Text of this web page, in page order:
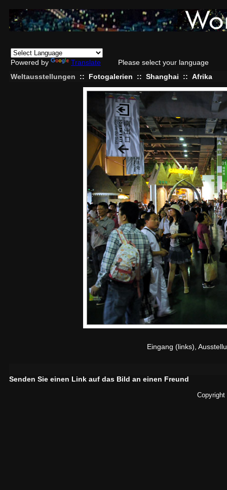
Powered by Translate
Please select your language
Weltausstellungen
:: Fotogalerien :: Shanghai :: Afrika
Eingang (links),
Senden Sie einen Link auf das Bild an einen Freund